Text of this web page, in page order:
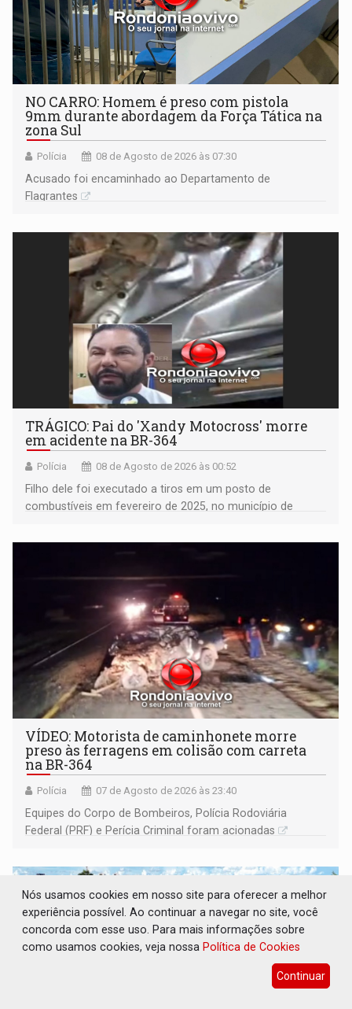
NO CARRO: Homem é preso com pistola
9mm durante abordagem da Força Tática na
zona Sul
Polícia 08 de Agosto de 2026 às 07:30
Acusado foi encaminhado ao Departamento de
Flagrantes
TRÁGICO: Pai do 'Xandy Motocross' morre
em acidente na BR-364
Polícia 08 de Agosto de 2026 às 00:52
Filho dele foi executado a tiros em um posto de
combustíveis em fevereiro de 2025, no município de
VÍDEO: Motorista de caminhonete morre
preso às ferragens em colisão com carreta
na BR-364
Polícia 07 de Agosto de 2026 às 23:40
Equipes do Corpo de Bombeiros, Polícia Rodoviária
Federal (PRF) e Perícia Criminal foram acionadas
Nós usamos cookies em nosso site para oferecer a melhor
experiência possível. Ao continuar a navegar no site, você
concorda com esse uso. Para mais informações sobre
como usamos cookies, veja nossa Política de Cookies
Continuar